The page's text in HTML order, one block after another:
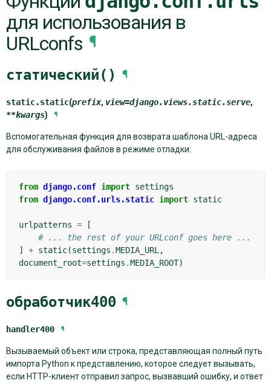
для использования в
URLconfs ¶
статический() ¶
static.static(prefix, view=django.views.static.serve,
**kwargs) ¶
Вспомогательная функция для возврата шаблона URL-адреса
для обслуживания файлов в режиме отладки:
from django.conf import settings
from django.conf.urls.static import static
urlpatterns =
[
# ... the rest of your URLconf goes here ...
]
+ static(settings .MEDIA_URL ,
document_root=settings .MEDIA_ROOT)
обработчик400 ¶
handler400 ¶
Вызываемый объект или строка, представляющая полный путь
импорта Python к представлению, которое следует вызывать,
если HTTP-клиент отправил запрос, вызвавший ошибку, и ответ